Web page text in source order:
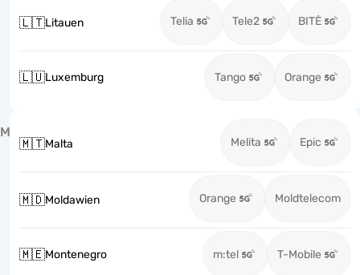
🇱🇹Litauen Telia Tele2 BITĖ
🇱🇺Luxemburg Tango Orange
M
🇲🇹Malta Melita Epic
🇲🇩Moldawien Orange Moldtelecom
🇲🇪Montenegro m:tel T-Mobile